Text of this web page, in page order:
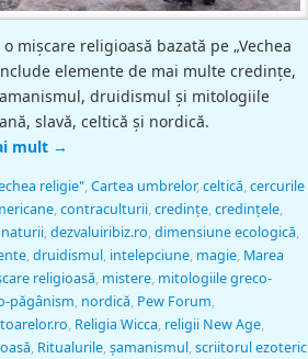
mișcare religioasă bazată pe „Vechea
elemente de mai multe credințe,
druidismul și mitologiile
slavă, celtică și nordică.
mult →
religie",Cartea umbrelor,celtică,cercurile
,contraculturii,credințe,credințele,
,dezvaluiribiz.ro,dimensiune ecologică,
,druidismul, intelepciune, magie, Marea
religioasă, mistere, mitologiile greco-
păgânism, nordică, Pew Forum,
, Religia Wicca, religii New Age,
, Ritualurile,şamanismul,scriitorul ezoteric